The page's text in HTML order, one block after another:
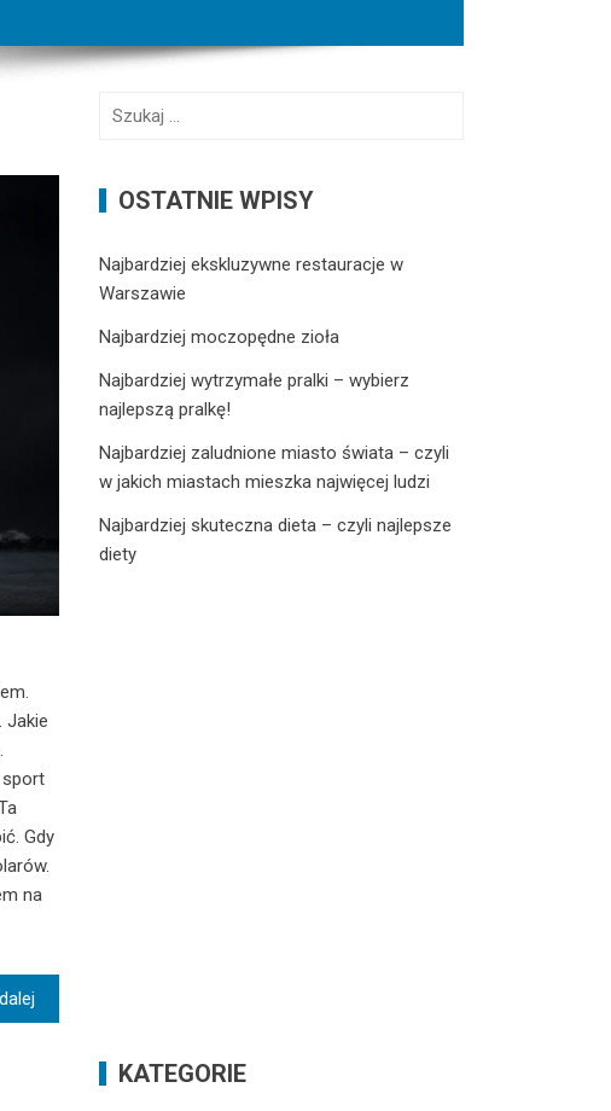
Jakie
sport
Gdy
na
k
OSTATNIE WPISY
Najbardziej ekskluzywne restauracje w
Warszawie
Najbardziej moczopędne zioła
Najbardziej wytrzymałe pralki – wybierz
najlepszą pralkę!
Najbardziej zaludnione miasto świata – czyli
w jakich miastach mieszka najwięcej ludzi
Najbardziej skuteczna dieta – czyli najlepsze
diety
KATEGORIE